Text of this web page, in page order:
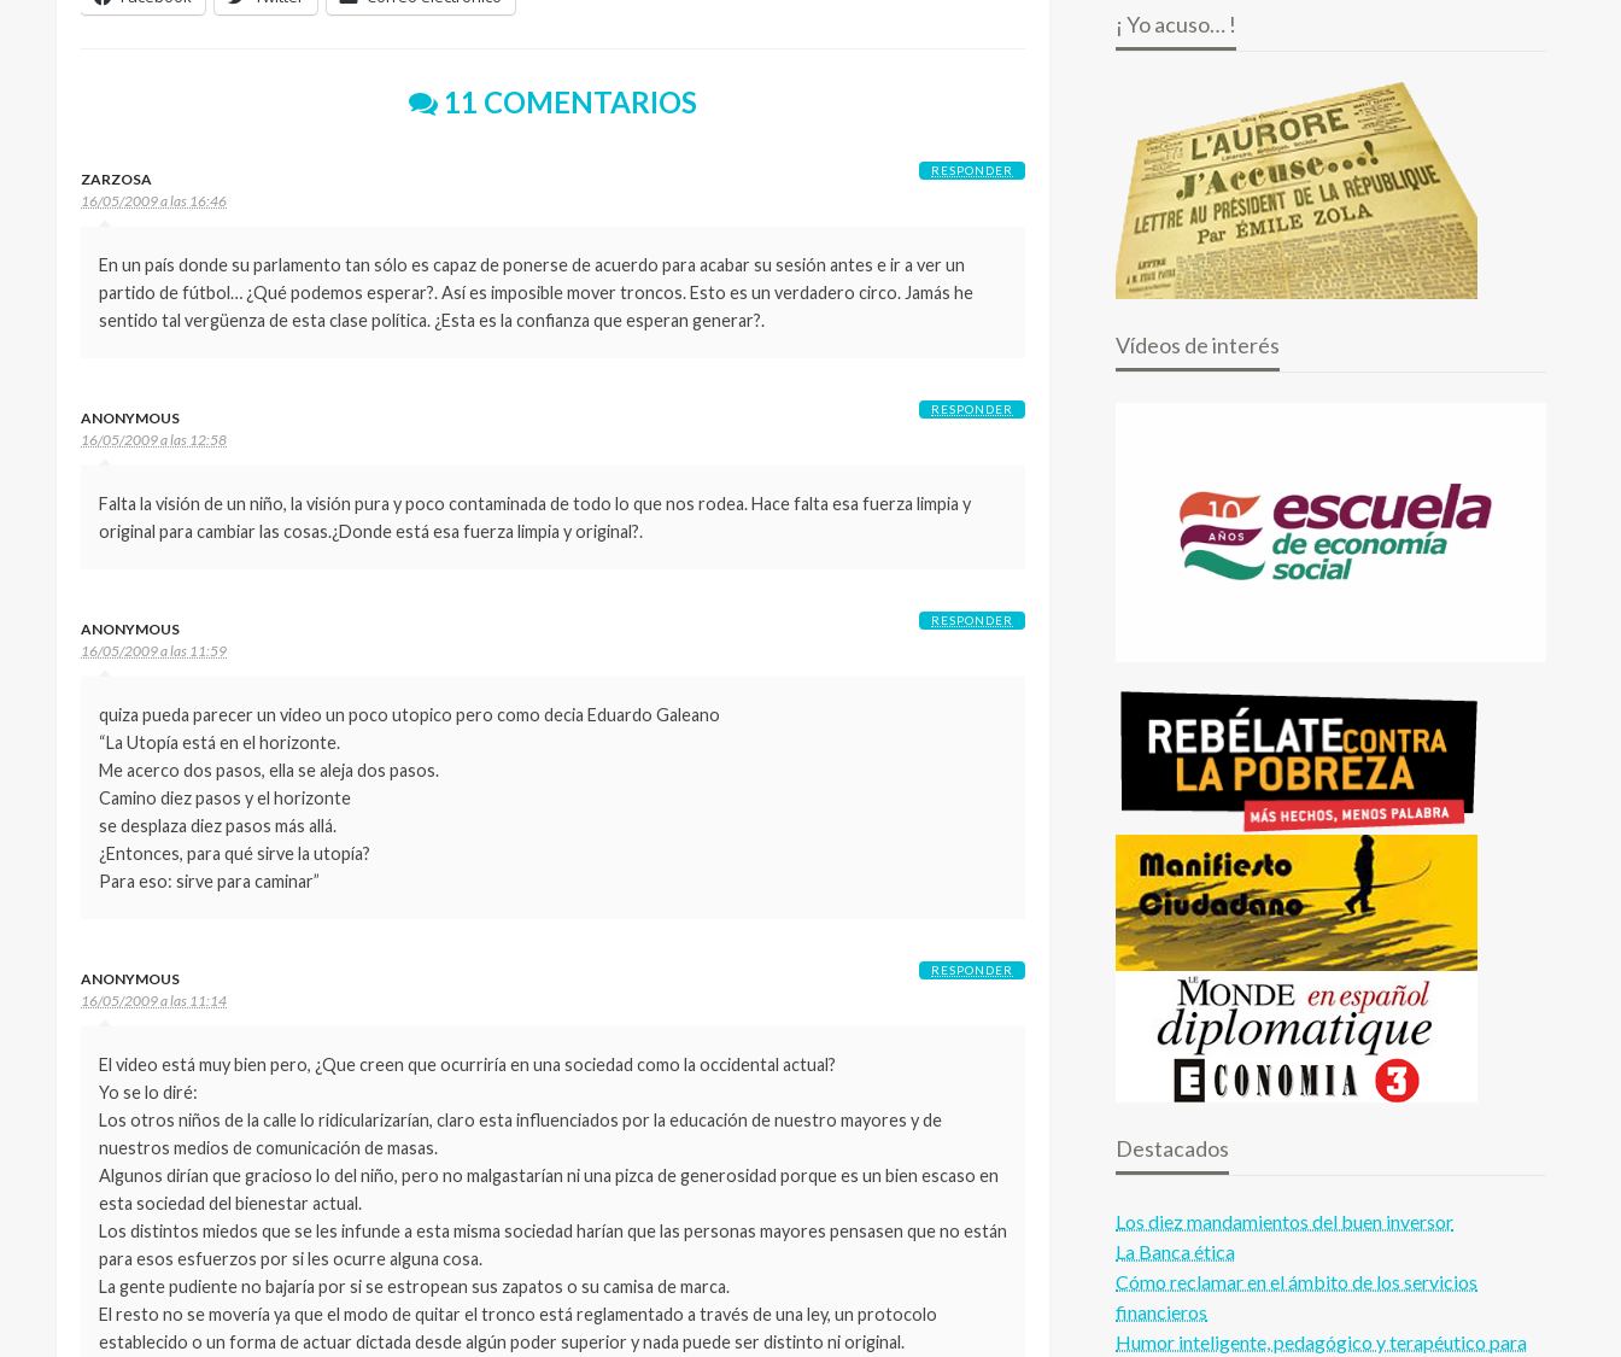
11 COMENTARIOS
ZARZOSA
16/05/2009 a las 16:46
En un país donde su parlamento tan sólo es capaz de ponerse de acuerdo para acabar su sesión antes e ir a ver un
partido de fútbol… ¿Qué podemos esperar?. Así es imposible mover troncos. Esto es un verdadero circo. Jamás he
sentido tal vergüenza de esta clase política. ¿Esta es la confianza que esperan generar?.
RESPONDER
ANONYMOUS
16/05/2009 a las 12:58
Falta la visión de un niño, la visión pura y poco contaminada de todo lo que nos rodea. Hace falta esa fuerza limpia y
original para cambiar las cosas.¿Donde está esa fuerza limpia y original?.
RESPONDER
ANONYMOUS
16/05/2009 a las 11:59
quiza pueda parecer un video un poco utopico pero como decia Eduardo Galeano
“La Utopía está en el horizonte.
Me acerco dos pasos, ella se aleja dos pasos.
Camino diez pasos y el horizonte
se desplaza diez pasos más allá.
¿Entonces, para qué sirve la utopía?
Para eso: sirve para caminar”
RESPONDER
ANONYMOUS
16/05/2009 a las 11:14
El video está muy bien pero, ¿Que creen que ocurriría en una sociedad como la occidental actual?
Yo se lo diré:
Los otros niños de la calle lo ridicularizarían, claro esta influenciados por la educación de nuestro mayores y de
nuestros medios de comunicación de masas.
Algunos dirían que gracioso lo del niño, pero no malgastarían ni una pizca de generosidad porque es un bien escaso en
esta sociedad del bienestar actual.
Los distintos miedos que se les infunde a esta misma sociedad harían que las personas mayores pensasen que no están
para esos esfuerzos por si les ocurre alguna cosa.
La gente pudiente no bajaría por si se estropean sus zapatos o su camisa de marca.
El resto no se movería ya que el modo de quitar el tronco está reglamentado a través de una ley, un protocolo
establecido o un forma de actuar dictada desde algún poder superior y nada puede ser distinto ni original.
RESPONDER
¡ Yo acuso… !
Vídeos de interés
Destacados
Los diez mandamientos del buen inversor
La Banca ética
Cómo reclamar en el ámbito de los servicios
financieros
Humor inteligente, pedagógico y terapéutico para